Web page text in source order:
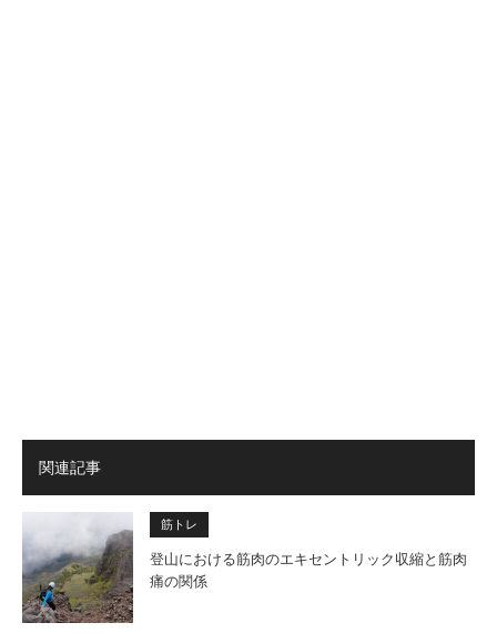
関連記事
筋トレ
登山における筋肉のエキセントリック収縮と筋肉
痛の関係